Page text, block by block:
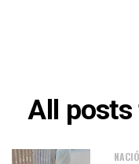
All posts